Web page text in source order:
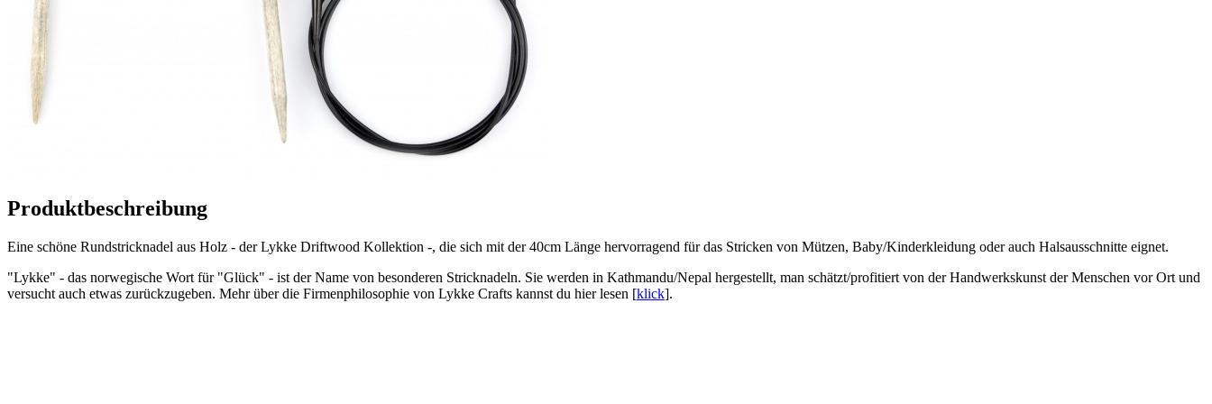
Produktbeschreibung
Eine schöne Rundstricknadel aus Holz - der Lykke Driftwood Kollektion -, die sich mit der 40cm Länge hervorragend für das Stricken von Mützen, Baby/Kinderkleidung oder auch Halsausschnitte eignet.
"Lykke" - das norwegische Wort für "Glück" - ist der Name von besonderen Stricknadeln. Sie werden in Kathmandu/Nepal hergestellt, man schätzt/profitiert von der Handwerkskunst der Menschen vor Ort und
versucht auch etwas zurückzugeben. Mehr über die Firmenphilosophie von Lykke Crafts kannst du hier lesen [klick].